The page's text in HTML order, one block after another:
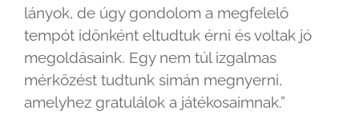
lányok, de úgy gondolom a megfelelő
tempót időnként eltudtuk érni és voltak jó
megoldásaink. Egy nem túl izgalmas
mérkőzést tudtunk simán megnyerni,
amelyhez gratulálok a játékosaimnak.”